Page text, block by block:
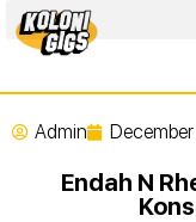
Admin
Endah N